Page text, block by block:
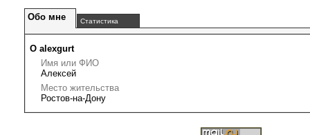
Обо мне Статистика
О alexgurt
Имя или ФИО
Алексей
Место жительства
Ростов-на-Дону